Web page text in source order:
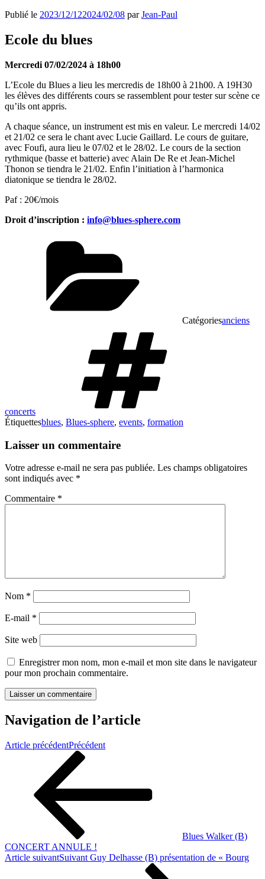
Publié le 2023/12/122024/02/08 parJean-Paul
Ecole du blues
Mercredi 07/02/2024 à 18h00
L’Ecole du Blues a lieu les mercredis de 18h00 à 21h00. A 19H30
les élèves des différents cours se rassemblent pour tester sur scène ce
qu’ils ont appris.
A chaque séance, un instrument est mis en valeur. Le mercredi 14/02
et 21/02 ce sera le chant avec Lucie Gaillard. Le cours de guitare,
avec Foufi, aura lieu le 07/02 et le 28/02. Le cours de la section
rythmique (basse et batterie) avec Alain De Re et Jean-Michel
Thonon se tiendra le 21/02. Enfin l’initiation à l’harmonica
diatonique se tiendra le 28/02.
Paf : 20€/mois
Droit d’inscription : info@blues-sphere.com
Catégoriesanciens
concerts
Étiquettesblues, Blues-sphere, events, formation
Laisser un commentaire
Votre adresse e-mail ne sera pas publiée. Les champs obligatoires
sont indiqués avec *
Commentaire *
Nom *
E-mail *
Site web
Enregistrer mon nom, mon e-mail et mon site dans le navigateur
pour mon prochain commentaire.
Navigation de l’article
Article précédentPrécédent
Blues Walker (B)
CONCERT ANNULE !
Article suivantSuivant Guy Delhasse (B) présentation de « Bourg